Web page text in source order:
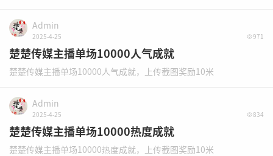
Admin
2025-4-25 971
楚楚传媒主播单场10000人气成就
楚楚传媒主播单场10000人气成就，上传截图奖励10米
Admin
2025-4-25 834
楚楚传媒主播单场10000热度成就
楚楚传媒主播单场10000热度成就，上传截图奖励10米